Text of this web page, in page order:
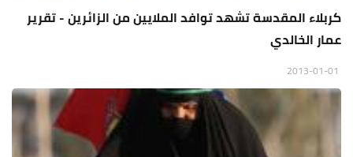
كربلاء المقدسة تشهد توافد الملايين من الزائرين - تقرير
عمار الخالدي